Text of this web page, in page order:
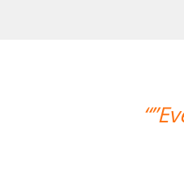
The teacher/
and it's a very